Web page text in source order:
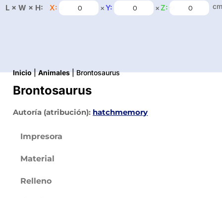
L × W × H: X: ×Y: × Z:
Inicio|Animales| Brontosaurus
Brontosaurus
Autoría (atribución): hatchmemory
Impresora
Material
Relleno